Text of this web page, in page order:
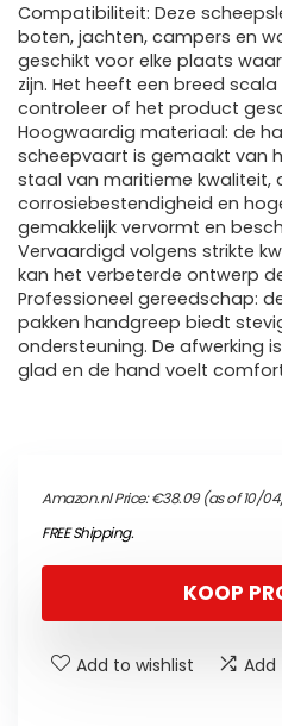
Compatibiliteit: Deze
boten, jachten, campers en
geschikt voor elke plaats
zijn. Het heeft een breed
controleer of het product
Hoogwaardig materiaal: de
scheepvaart is gemaakt van
staal van maritieme kwaliteit,
corrosiebestendigheid en
gemakkelijk vervormt en
Vervaardigd volgens strikte
kan het verbeterde ontwerp
Professioneel gereedschap:
pakken handgreep biedt
ondersteuning. De afwerking
glad en de hand voelt
Amazon.nl Price:€38.09(as of 10/
FREE Shipping.
KOOP
Add to wishlist